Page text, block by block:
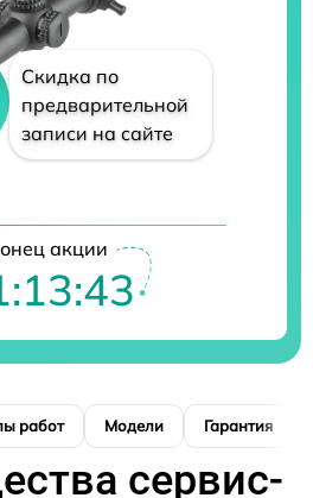
Скидка по
предварительной
записи на сайте
акции
работ Модели Гарантия
сервис-